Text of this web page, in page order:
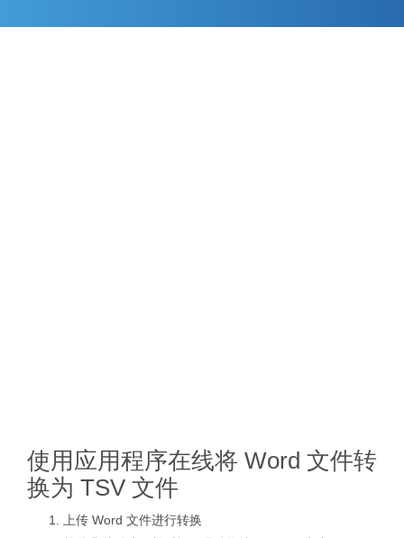
使用应用程序在线将 Word 文件转
换为 TSV 文件
上传 Word 文件进行转换